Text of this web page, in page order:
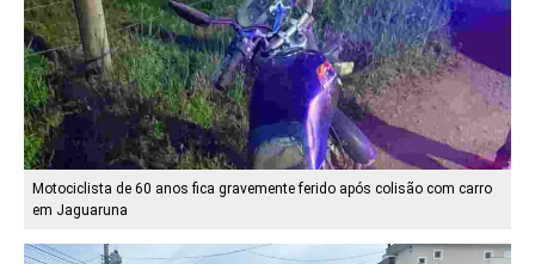
Motociclista de 60 anos fica gravemente ferido após colisão com carro
em Jaguaruna